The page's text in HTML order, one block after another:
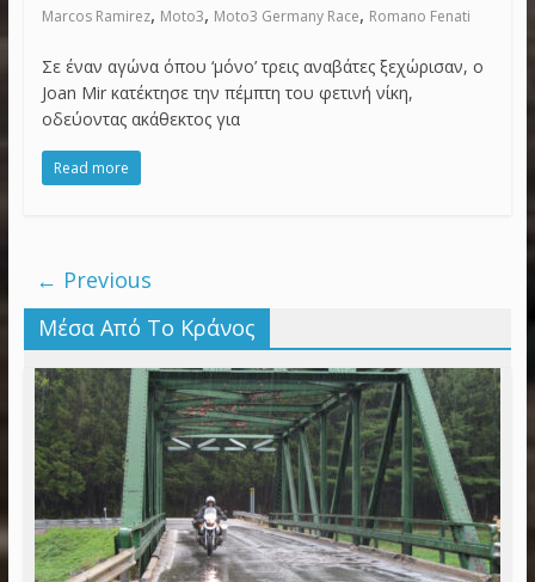
Marcos Ramirez, Moto3, Moto3 Germany Race, Romano Fenati
Σε έναν αγώνα όπου ‘μόνο’ τρεις αναβάτες ξεχώρισαν, ο
Joan Mir κατέκτησε την πέμπτη του φετινή νίκη,
οδεύοντας ακάθεκτος για
Read more
← Previous
Μέσα Από Το Κράνος